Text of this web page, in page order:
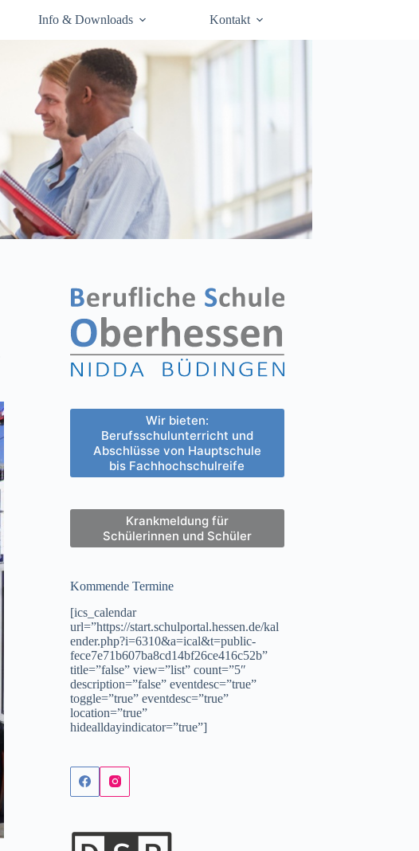
Info & Downloads Kontakt
Wir bieten:
Berufsschulunterricht und
Abschlüsse von Hauptschule
bis Fachhochschulreife
Krankmeldung für
Schülerinnen und Schüler
Kommende Termine
[ics_calendar
url=”https://start.schulportal.hessen.de/kal
ender.php?i=6310&a=ical&t=public-
fece7e71b607ba8cd14bf26ce416c52b”
title=”false” view=”list” count=”5″
description=”false” eventdesc=”true”
toggle=”true” eventdesc=”true”
location=”true”
hidealldayindicator=”true”]